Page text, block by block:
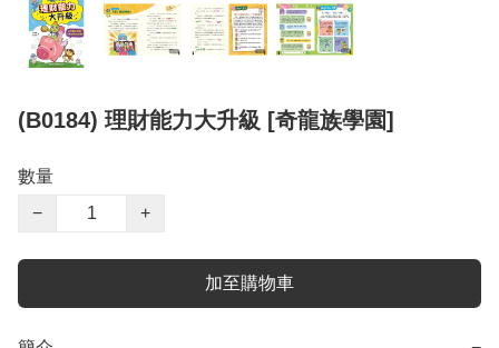
(B0184) 理財能力大升級 [奇龍族學園]
數量
−
+
加至購物車